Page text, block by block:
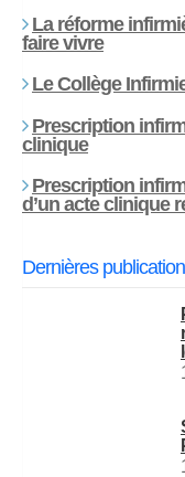
La réforme
faire vivre
Le Collège
Prescription
clinique
Prescription
d’un acte clinique
Dernières